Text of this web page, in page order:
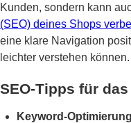
Kunden, sondern kann
(SEO) deines Shops
eine klare Navigation
leichter verstehen können.
SEO-Tipps für
Keyword-Optimierung